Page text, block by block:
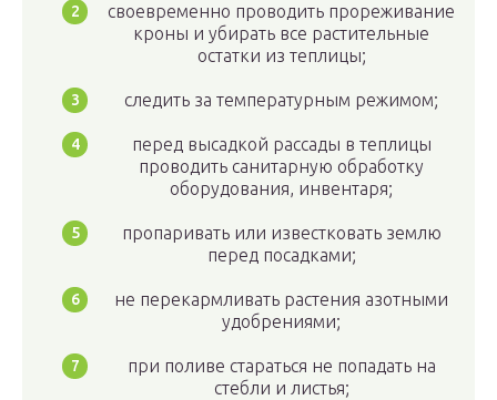
своевременно проводить прореживание
кроны и убирать все растительные
остатки из теплицы;
следить за температурным режимом;
перед высадкой рассады в теплицы
проводить санитарную обработку
оборудования, инвентаря;
пропаривать или известковать землю
перед посадками;
не перекармливать растения азотными
удобрениями;
при поливе стараться не попадать на
стебли и листья;